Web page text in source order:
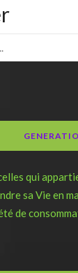
qui
sa Vie en
de